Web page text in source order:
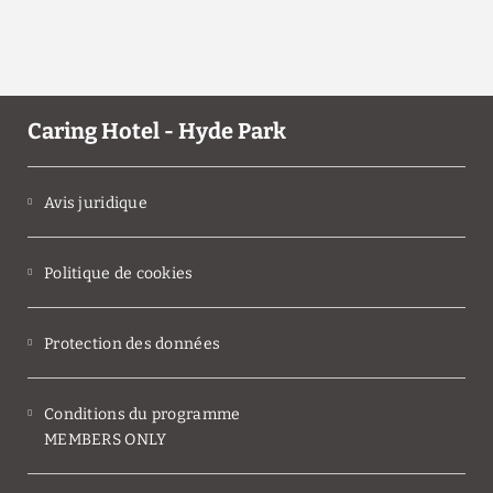
Caring Hotel - Hyde Park
Avis juridique
Politique de cookies
Protection des données
Conditions du programme
MEMBERS ONLY